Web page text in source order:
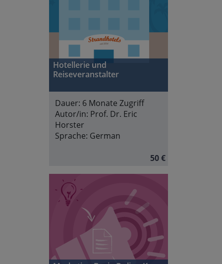
Hotellerie und
Reiseveranstalter
Dauer: 6 Monate Zugriff
Autor/in: Prof. Dr. Eric
Horster
Sprache: German
50 €